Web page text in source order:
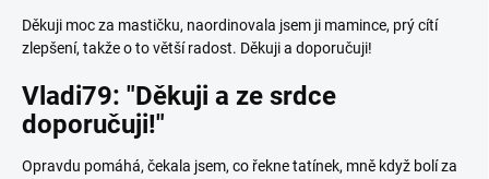
Děkuji moc za mastičku, naordinovala jsem ji mamince, prý cítí
zlepšení, takže o to větší radost. Děkuji a doporučuji!
Vladi79: "Děkuji a ze srdce
doporučuji!"
Opravdu pomáhá, čekala jsem, co řekne tatínek, mně když bolí za